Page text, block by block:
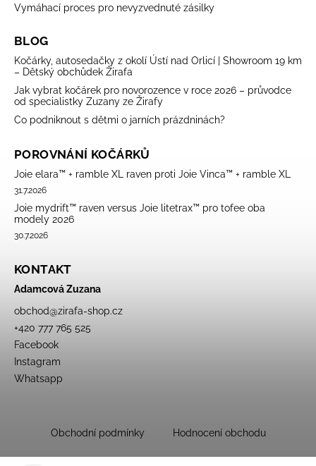
Vymáhací proces pro nevyzvednuté zásilky
BLOG
Kočárky, autosedačky z okolí Ústí nad Orlicí | Showroom 19 km
– Dětský obchůdek Žirafa
Jak vybrat kočárek pro novorozence v roce 2026 – průvodce
od specialistky Zuzany ze Žirafy
Co podniknout s dětmi o jarních prázdninách?
POROVNÁNÍ KOČÁRKŮ
Joie elara™ + ramble XL raven proti Joie Vinca™ + ramble XL
31.7.2026
Joie mydrift™ raven versus Joie litetrax™ pro tofee oba
modely 2026
30.7.2026
KONTAKT
Adamcová Zuzana
obchod@zirafa-shop.cz
+420 777 765 525
Facebook
Instagram
Whatsapp
Obchodní podmínky Hodnocení obchodu